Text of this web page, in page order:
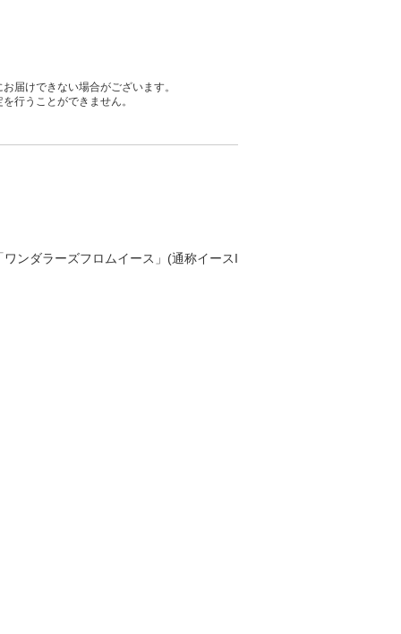
届けできない場合がございます。
行うことができません。
ンダラーズフロムイース」(通称イースI